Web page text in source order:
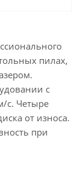
пилах,
с
с. Четыре
от износа.
при